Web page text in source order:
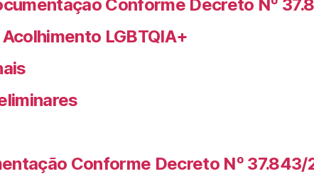
Conforme Decreto Nº
LGBTQIA+
Conforme Decreto Nº 37.843/